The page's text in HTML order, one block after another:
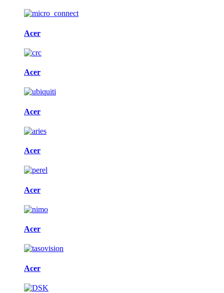
Acer
Acer
Acer
Acer
Acer
Acer
Acer